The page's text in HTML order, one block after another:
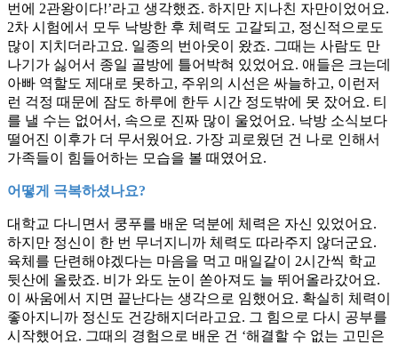
번에 2관왕이다!’라고 생각했죠. 하지만 지나친 자만이었어요.
2차 시험에서 모두 낙방한 후 체력도 고갈되고, 정신적으로도
많이 지치더라고요. 일종의 번아웃이 왔죠. 그때는 사람도 만
나기가 싫어서 종일 골방에 틀어박혀 있었어요. 애들은 크는데
아빠 역할도 제대로 못하고, 주위의 시선은 싸늘하고, 이런저
런 걱정 때문에 잠도 하루에 한두 시간 정도밖에 못 잤어요. 티
를 낼 수는 없어서, 속으로 진짜 많이 울었어요. 낙방 소식보다
떨어진 이후가 더 무서웠어요. 가장 괴로웠던 건 나로 인해서
가족들이 힘들어하는 모습을 볼 때였어요.
어떻게 극복하셨나요?
대학교 다니면서 쿵푸를 배운 덕분에 체력은 자신 있었어요.
하지만 정신이 한 번 무너지니까 체력도 따라주지 않더군요.
육체를 단련해야겠다는 마음을 먹고 매일같이 2시간씩 학교
뒷산에 올랐죠. 비가 와도 눈이 쏟아져도 늘 뛰어올라갔어요.
이 싸움에서 지면 끝난다는 생각으로 임했어요. 확실히 체력이
좋아지니까 정신도 건강해지더라고요. 그 힘으로 다시 공부를
시작했어요. 그때의 경험으로 배운 건 ‘해결할 수 없는 고민은